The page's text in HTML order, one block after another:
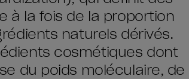
à la fois de la proportion
naturels dérivés.
cosmétiques dont
du poids moléculaire, de